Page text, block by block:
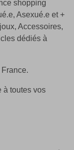
shopping
Asexué.e et +
Accessoires,
dédiés à
à toutes vos